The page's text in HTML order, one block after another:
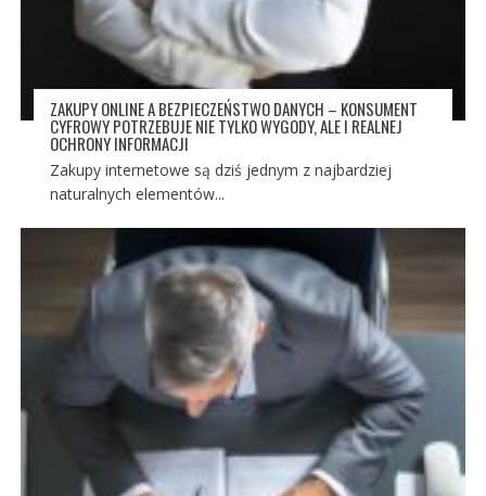
ZAKUPY ONLINE A BEZPIECZEŃSTWO DANYCH – KONSUMENT
CYFROWY POTRZEBUJE NIE TYLKO WYGODY, ALE I REALNEJ
OCHRONY INFORMACJI
Zakupy internetowe są dziś jednym z najbardziej
naturalnych elementów...